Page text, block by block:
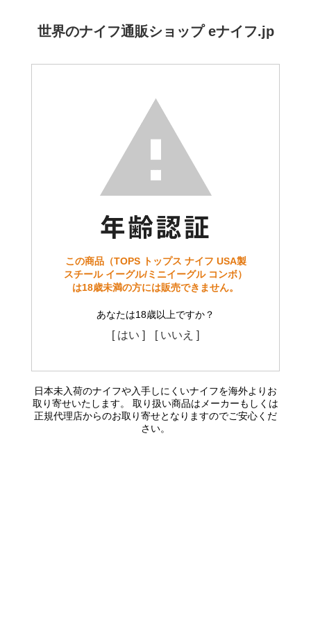
世界のナイフ通販ショップ eナイフ.jp
この商品（TOPS トップス ナイフ USA製
スチール イーグル/ミニイーグル コンボ）
は18歳未満の方には販売できません。
あなたは18歳以上ですか？
[ はい ] [ いいえ ]
日本未入荷のナイフや入手しにくいナイフを海外よりお
取り寄せいたします。 取り扱い商品はメーカーもしくは
正規代理店からのお取り寄せとなりますのでご安心くだ
さい。